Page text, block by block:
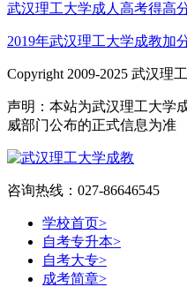
武汉理工大学成人高考得高
2019年武汉理工大学成教加
Copyright 2009-2025 武汉理
声明：本站为武汉理工大学
威部门公布的正式信息为准
咨询热线：027-86646545
学校首页>
自考专升本>
自考大专>
成考简章>